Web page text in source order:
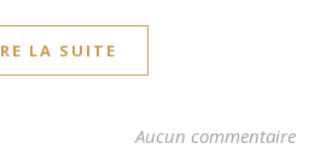
LA SUITE
Aucun commentaire